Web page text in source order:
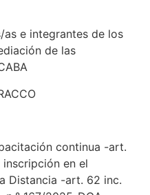
e integrantes de los
de las
continua -art.
en el
Distancia -art. 62 inc.